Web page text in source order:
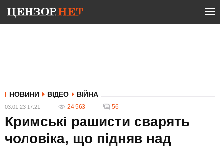
НОВИНИ ВІДЕО ВІЙНА
03.01.23 17:21 24 563 56
Кримські рашисти сварять
чоловіка, що підняв над